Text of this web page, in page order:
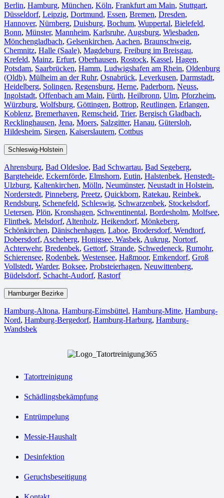
Berlin⁠, Hamburg, München, Köln⁠, Frankfurt am Main, Stuttgart,
Düsseldorf, Leipzig, Dortmund, Essen, Bremen, Dresden,
Hannover, Nürnberg, Duisburg⁠, Bochum, Wuppertal⁠, Bielefeld⁠,
Bonn⁠, Münster⁠, Mannheim, Karlsruhe, Augsburg, Wiesbaden⁠,
Mönchengladbach⁠, Gelsenkirchen⁠, Aachen⁠, Braunschweig,
Chemnitz⁠, Halle (Saale)⁠, Magdeburg, Freiburg im Breisgau⁠,
Krefeld⁠, Mainz⁠, Erfurt, Oberhausen⁠, Rostock⁠, Kassel⁠, Hagen,
Potsdam, Saarbrücken⁠, Hamm, Ludwigshafen am Rhein⁠, Oldenburg
(Oldb), Mülheim an der Ruhr, Osnabrück⁠, Leverkusen, Darmstadt⁠,
Heidelberg, Solingen, Regensburg, Herne⁠, Paderborn, Neuss,
Ingolstadt, Offenbach am Main, Fürth⁠, Heilbronn, Ulm⁠, Pforzheim,
Würzburg, Wolfsburg⁠, Göttingen, Bottrop, Reutlingen, Erlangen⁠,
Koblenz, Bremerhaven⁠, Remscheid, Trier⁠, Bergisch Gladbach,
Recklinghausen, Jena⁠, Moers⁠, Salzgitter⁠, Hanau, Gütersloh,
Hildesheim⁠, Siegen⁠, Kaiserslautern⁠, Cottbus⁠
Schleswig-Holstein
Ahrensburg, Bad Oldesloe, Bad Schwartau, Bad Segeberg,
Bargteheide, Eckernförde, Elmshorn, Eutin, Halstenbek, Henstedt-
Ulzburg, Kaltenkirchen, Mölln, Neumünster, Neustadt in Holstein,
Norderstedt, Pinneberg, Preetz, Quickborn, Ratekau, Reinbek,
Rendsburg, Schenefeld, Schleswig, Schwarzenbek, Stockelsdorf,
Uetersen, Plön, Kronshagen, Schwentinental, Bordesholm, Molfsee,
Flintbek, Melsdorf, Altenholz, Heikendorf, Mönkeberg,
Schönkirchen, Dänischenhagen, Laboe, Brodersdorf, Wendtorf,
Dobersdorf, Ascheberg, Honigsee, Wasbek, Aukrug, Nortorf,
Achterwehr, Bredenbek, Gettorf, Strande, Schwedeneck, Rumohr,
Schierensee, Rodenbek, Westensee, Haßmoor, Emkendorf, Groß
Vollstedt, Warder, Boksee, Probsteierhagen, Neuwittenberg,
Büdelsdorf, Schacht-Audorf, Rastorf
Hamburger Bezirke
Hamburg-Altona, Hamburg-Eimsbüttel, Hamburg-Mitte, Hamburg-
Nord, Hamburg-Bergedorf, Hamburg-Harburg, Hamburg-
Wandsbek
Tatortreinigung
Schädlingsbekämpfung
Entrümpelung
Messie-Haushalt
Desinfektion
Geruchsbeseitigung